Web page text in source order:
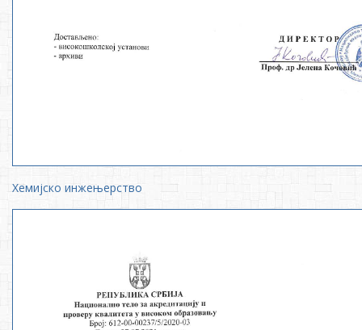
Хемијско инжењерство